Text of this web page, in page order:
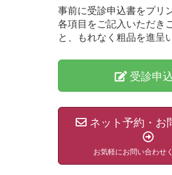
事前に受診申込書をプリ
各項目をご記入いただき
と、もれなく粗品を進呈
受診申
ネット予約・お
お気軽にお問い合わせ